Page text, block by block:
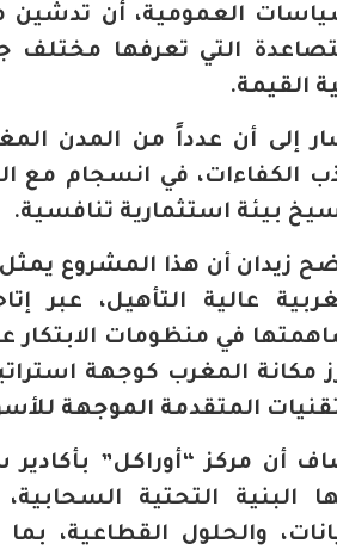
العمومية، أن تدشين
التي تعرفها مختلف
القيمة.
إلى أن عدداً من المدن
الكفاءات، في انسجام مع
بيئة استثمارية تنافسية.
زيدان أن هذا المشروع
عالية التأهيل، عبر
في منظومات الابتكار
مكانة المغرب كوجهة
المتقدمة الموجهة
أن مركز “أوراكل”
البنية التحتية
والحلول